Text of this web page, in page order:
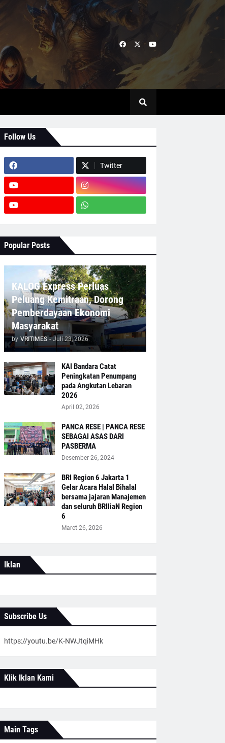
Follow Us
Twitter
Popular Posts
KALOG Express Perluas
Peluang Kemitraan, Dorong
Pemberdayaan Ekonomi
Masyarakat
by VRITIMES - Juli 23, 2026
KAI Bandara Catat
Peningkatan Penumpang
pada Angkutan Lebaran
2026
April 02, 2026
PANCA RESE | PANCA RESE
SEBAGAI ASAS DARI
PASBERMA
Desember 26, 2024
BRI Region 6 Jakarta 1
Gelar Acara Halal Bihalal
bersama jajaran Manajemen
dan seluruh BRIliaN Region
6
Maret 26, 2026
Iklan
Subscribe Us
https://youtu.be/K-NWJtqiMHk
Klik Iklan Kami
Main Tags